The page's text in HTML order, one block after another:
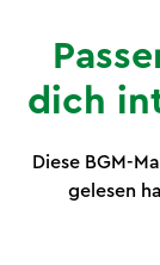
dich
Diese BGM-
gelesen